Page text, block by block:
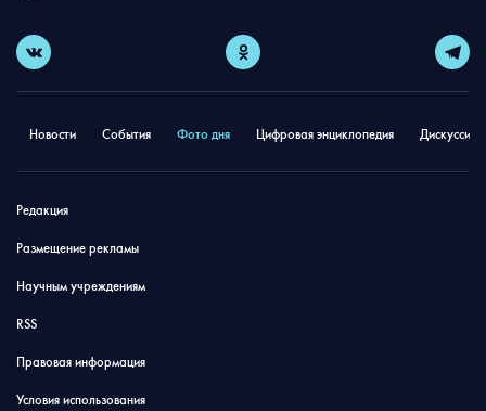
Новости События Фото дня Цифровая энциклопедия
Редакция
Размещение рекламы
Научным учреждениям
RSS
Правовая информация
Условия использования